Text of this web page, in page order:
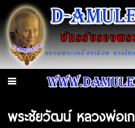
พระชัยวัฒน์ หลวงพ่อเ